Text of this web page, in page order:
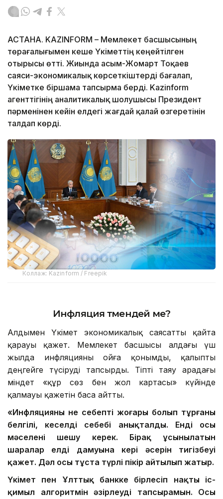
АСТАНА. KAZINFORM – Мемлекет басшысының
төрағалығымен кеше Үкіметтің кеңейтілген
отырысы өтті. Жиында Қасым-Жомарт Тоқаев
саяси-экономикалық көрсеткіштерді бағалап,
Үкіметке біршама тапсырма берді. Kazinform
агенттігінің аналитикалық шолушысы Президент
пәрменінен кейін елдегі жағдай қалай өзгеретінін
талдап көрді.
Коллаж: Kazinform / Freepik
Инфляция төмендей ме?
Алдымен Үкімет экономикалық саясатты қайта
қарауы қажет. Мемлекет басшысы алдағы үш
жылда инфляцияны ойға қонымды, қалыпты
деңгейге түсіруді тапсырды. Тіпті таяу арадағы
міндет «құр сөз бен жол картасы» күйінде
қалмауы қажетін баса айтты.
«Инфляцияның не себепті жоғары болып тұрғаны
белгілі, кеселдің себебі анықталды. Енді осы
мәселені шешу керек. Бірақ ұсынылатын
шаралар елдің дамуына кері әсерін тигізбеуі
қажет. Дәл осы тұста түрлі пікір айтылып жатыр.
Үкімет пен Ұлттық банкке бірлесіп нақты іс-
қимыл алгоритмін әзірлеуді тапсырамын. Осы